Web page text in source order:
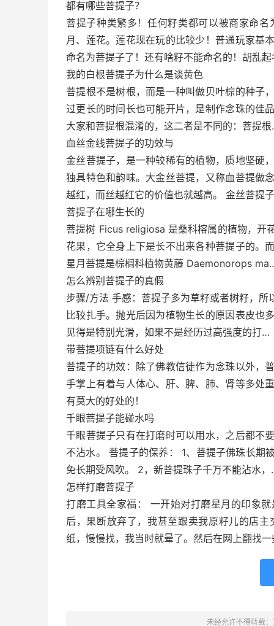
都有哪些菩提子？
菩提子种类繁多！任何籽类都可以被商家命
月、莲花。莲花现在玩的比较少！普通玩家基
命名为菩提子了！还有啥籽不能命名的！胡乱
我的白根菩提子为什么是谈黄色
菩提根不是树根，而是一种叫做贝叶棕的种子
过更长的时间长也可能开片，是制作念珠的佳
大家和菩提根混淆的，这二者是不同的：菩提
血丝金线菩提子的功效与
金丝菩提子，是一种较稀有的植物，质地坚硬
独具特色和韵味。大金丝菩提，又称血菩提做
越红，而丝越红它的价值也就越高。 金丝菩提
菩提子在哪生长的
菩提树 Ficus religiosa 是桑科榕属的植物，开
花果，它全身上下是长不出来各种菩提子的。
星月菩提是棕榈科植物黄藤 Daemonorops
怎么辨别菩提子的真假
步骤/方法 手感：菩提子多为草籽或者树籽，
比较扎手。抛光后因为植物生长的原因表皮也
见得是特别光滑，如果不是经历过高强度的打…
带菩提项链有什么好处
菩提子的功效：除了佛教信徒作为念珠以外，
手掌上有着与人体心、肝、脾、肺、肾等多处
有莫大的好处的！
千眼菩提子能碰水吗
千眼菩提子只有在打磨时可以用水，之后都不
不沾水。 菩提子的保养： 1、菩提子佛珠长期
免长期受风吹。 2，新菩提珠子千万不能沾水
怎样打磨菩提子
打磨工具全家福： 一开始对打磨星月的印象
后，果断放弃了，我甚至跟卖我原籽儿的店
纸，慢慢找，我当时就晕了。然后在网上翻找
未经允许不得转载：